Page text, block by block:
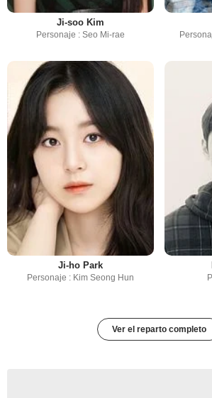
Ji-soo Kim
Personaje : Seo Mi-rae
Ji-ho Park
Personaje : Kim Seong Hun
Ver el reparto completo